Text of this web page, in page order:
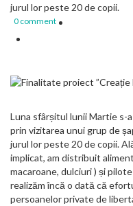
jurul lor peste 20 de copii.
0 comment
Luna sfârșitul lunii Martie s-
prin vizitarea unui grup de
jurul lor peste 20 de copii.
implicat, am distribuit
macaroane, dulciuri ) și
realizăm încă o dată că
persoanelor private de